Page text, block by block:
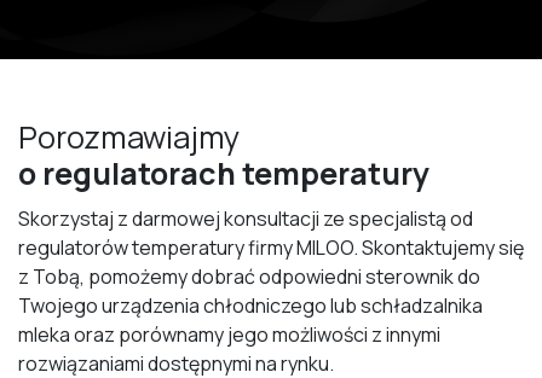
Porozmawiajmy
o regulatorach temperatury
Skorzystaj z darmowej konsultacji ze specjalistą od
regulatorów temperatury firmy MILOO. Skontaktujemy się
z Tobą, pomożemy dobrać odpowiedni sterownik do
Twojego urządzenia chłodniczego lub schładzalnika
mleka oraz porównamy jego możliwości z innymi
rozwiązaniami dostępnymi na rynku.